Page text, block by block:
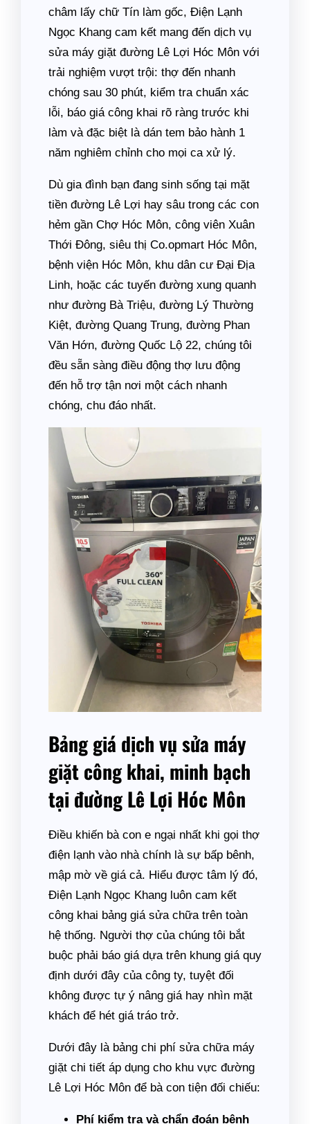
châm lấy chữ Tín làm gốc, Điện Lạnh
Ngọc Khang cam kết mang đến dịch vụ
sửa máy giặt đường Lê Lợi Hóc Môn với
trải nghiệm vượt trội: thợ đến nhanh
chóng sau 30 phút, kiểm tra chuẩn xác
lỗi, báo giá công khai rõ ràng trước khi
làm và đặc biệt là dán tem bảo hành 1
năm nghiêm chỉnh cho mọi ca xử lý.
Dù gia đình bạn đang sinh sống tại mặt
tiền đường Lê Lợi hay sâu trong các con
hẻm gần Chợ Hóc Môn, công viên Xuân
Thới Đông, siêu thị Co.opmart Hóc Môn,
bệnh viện Hóc Môn, khu dân cư Đại Địa
Linh, hoặc các tuyến đường xung quanh
như đường Bà Triệu, đường Lý Thường
Kiệt, đường Quang Trung, đường Phan
Văn Hớn, đường Quốc Lộ 22, chúng tôi
đều sẵn sàng điều động thợ lưu động
đến hỗ trợ tận nơi một cách nhanh
chóng, chu đáo nhất.
Bảng giá dịch vụ sửa máy
giặt công khai, minh bạch
tại đường Lê Lợi Hóc Môn
Điều khiến bà con e ngại nhất khi gọi thợ
điện lạnh vào nhà chính là sự bấp bênh,
mập mờ về giá cả. Hiểu được tâm lý đó,
Điện Lạnh Ngọc Khang luôn cam kết
công khai bảng giá sửa chữa trên toàn
hệ thống. Người thợ của chúng tôi bắt
buộc phải báo giá dựa trên khung giá quy
định dưới đây của công ty, tuyệt đối
không được tự ý nâng giá hay nhìn mặt
khách để hét giá tráo trở.
Dưới đây là bảng chi phí sửa chữa máy
giặt chi tiết áp dụng cho khu vực đường
Lê Lợi Hóc Môn để bà con tiện đối chiếu:
Phí kiểm tra và chẩn đoán bệnh